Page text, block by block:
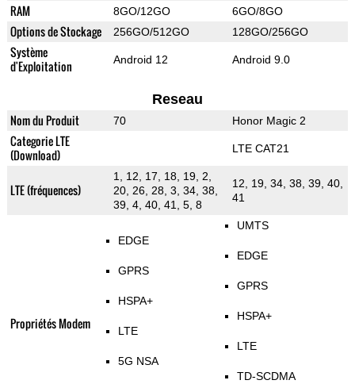
RAM 8GO/12GO 6GO/8GO
Options de Stockage 256GO/512GO 128GO/256GO
Système
d'Exploitation
Android 12 Android 9.0
Reseau
Nom du Produit 70 Honor Magic 2
Categorie LTE
(Download)
LTE CAT21
LTE (fréquences)
1, 12, 17, 18, 19, 2,
20, 26, 28, 3, 34, 38,
39, 4, 40, 41, 5, 8
12, 19, 34, 38, 39, 40,
41
Propriétés Modem
EDGE
GPRS
HSPA+
LTE
5G NSA
UMTS
EDGE
GPRS
HSPA+
LTE
TD-SCDMA